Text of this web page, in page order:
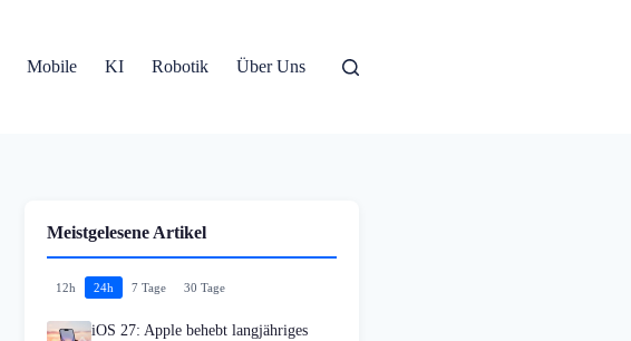
Mobile KI Robotik Über Uns
Meistgelesene Artikel
12h 24h 7 Tage 30 Tage
iOS 27: Apple behebt langjähriges